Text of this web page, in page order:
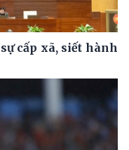
cấp xã, siết hành